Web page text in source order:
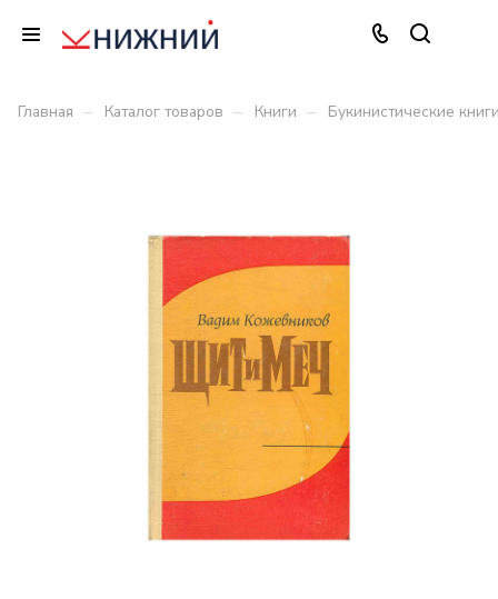
Главная – Каталог товаров – Книги – Букинистические